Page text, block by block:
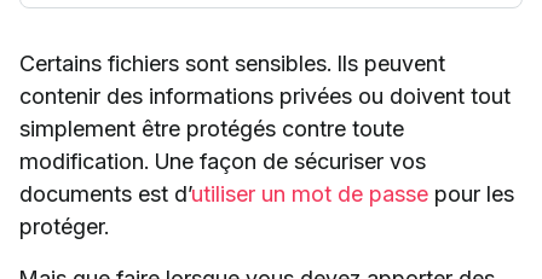
Certains fichiers sont sensibles. Ils peuvent
contenir des informations privées ou doivent tout
simplement être protégés contre toute
modification. Une façon de sécuriser vos
documents est d’utiliser un mot de passe pour les
protéger.